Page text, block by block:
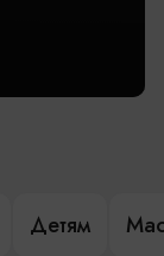
Детям